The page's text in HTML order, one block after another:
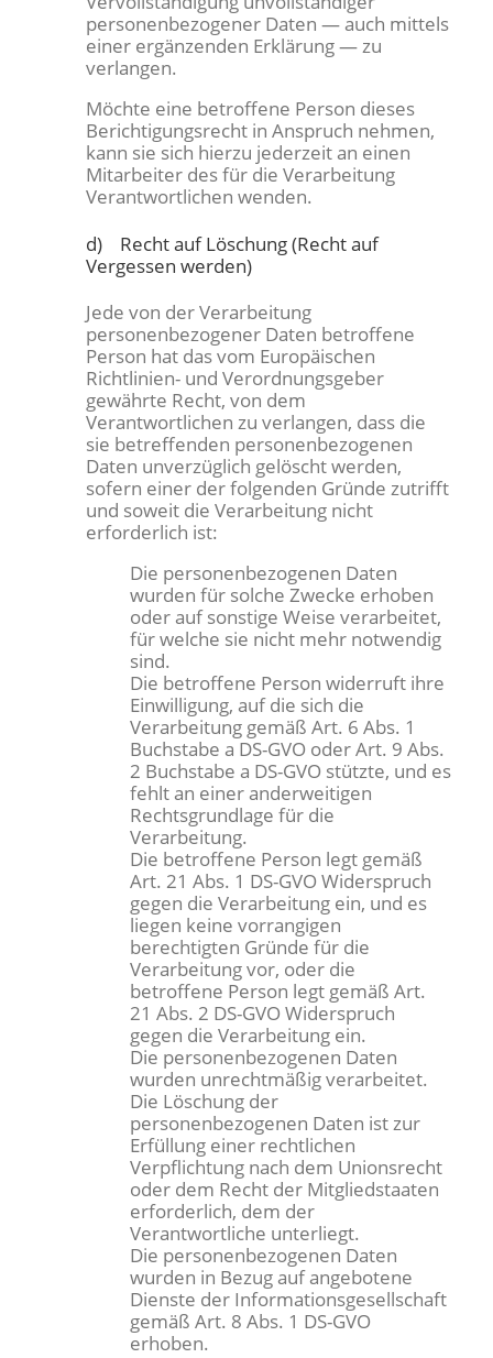
personenbezogener Daten — auch mittels
einer ergänzenden Erklärung — zu
verlangen.
Möchte eine betroffene Person dieses
Berichtigungsrecht in Anspruch nehmen,
kann sie sich hierzu jederzeit an einen
Mitarbeiter des für die Verarbeitung
Verantwortlichen wenden.
d) Recht auf Löschung (Recht auf
Vergessen werden)
Jede von der Verarbeitung
personenbezogener Daten betroffene
Person hat das vom Europäischen
Richtlinien- und Verordnungsgeber
gewährte Recht, von dem
Verantwortlichen zu verlangen, dass die
sie betreffenden personenbezogenen
Daten unverzüglich gelöscht werden,
sofern einer der folgenden Gründe zutrifft
und soweit die Verarbeitung nicht
erforderlich ist:
Die personenbezogenen Daten
wurden für solche Zwecke erhoben
oder auf sonstige Weise verarbeitet,
für welche sie nicht mehr notwendig
sind.
Die betroffene Person widerruft ihre
Einwilligung, auf die sich die
Verarbeitung gemäß Art. 6 Abs. 1
Buchstabe a DS-GVO oder Art. 9 Abs.
2 Buchstabe a DS-GVO stützte, und es
fehlt an einer anderweitigen
Rechtsgrundlage für die
Verarbeitung.
Die betroffene Person legt gemäß
Art. 21 Abs. 1 DS-GVO Widerspruch
gegen die Verarbeitung ein, und es
liegen keine vorrangigen
berechtigten Gründe für die
Verarbeitung vor, oder die
betroffene Person legt gemäß Art.
21 Abs. 2 DS-GVO Widerspruch
gegen die Verarbeitung ein.
Die personenbezogenen Daten
wurden unrechtmäßig verarbeitet.
Die Löschung der
personenbezogenen Daten ist zur
Erfüllung einer rechtlichen
Verpflichtung nach dem Unionsrecht
oder dem Recht der Mitgliedstaaten
erforderlich, dem der
Verantwortliche unterliegt.
Die personenbezogenen Daten
wurden in Bezug auf angebotene
Dienste der Informationsgesellschaft
gemäß Art. 8 Abs. 1 DS-GVO
erhoben.